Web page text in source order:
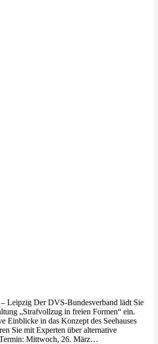
– Leipzig Der DVS-Bundesverband lädt Sie
„Strafvollzug in freien Formen“ ein.
Einblicke in das Konzept des Seehauses
Sie mit Experten über alternative
Mittwoch, 26. März…